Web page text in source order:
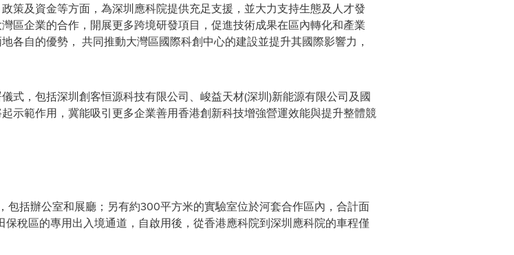
策及資金等方面，為深圳應科院提供充足支援，並大力支持生態及人才發
區企業的合作，開展更多跨境研發項目，促進技術成果在區內轉化和產業
各自的優勢， 共同推動大灣區國際科創中心的建設並提升其國際影響力，
式，包括深圳創客恒源科技有限公司、峻益天材(深圳)新能源有限公司及國
示範作用，冀能吸引更多企業善用香港創新科技增強營運效能與提升整體競
包括辦公室和展廳；另有約300平方米的實驗室位於河套合作區內，合計面
稅區的專用出入境通道，自啟用後，從香港應科院到深圳應科院的車程僅